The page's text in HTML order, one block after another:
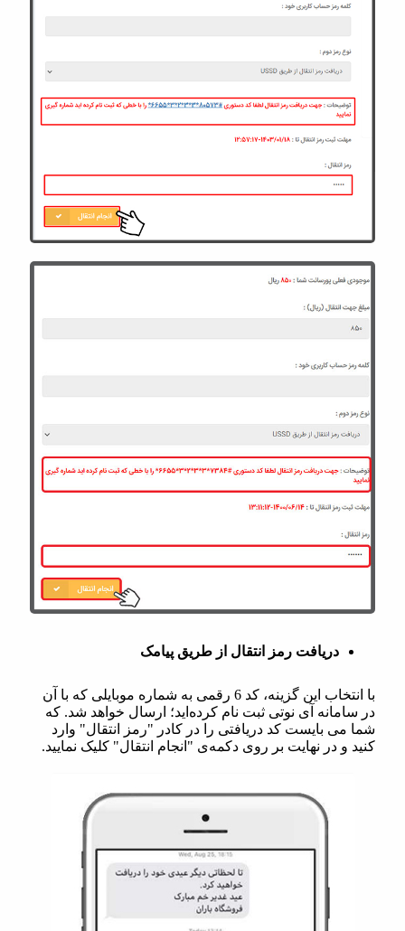
دریافت رمز انتقال از طریق پیامک
با انتخاب این گزینه، کد 6 رقمی به شماره موبایلی که با آن
در سامانه آی نوتی ثبت نام کرده‌اید؛ ارسال خواهد شد. که
شما می بایست کد دریافتی را در کادر "رمز انتقال" وارد
کنید و در نهایت بر روی دکمه‌ی "انجام انتقال" کلیک نمایید.